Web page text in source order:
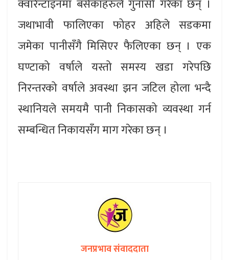
क्वारेन्टाइनमा बसेकाहरुले गुनासो गरेका छन् ।
जथाभावी फालिएका फोहर अहिले सडकमा
जमेका पानीसँगै मिसिएर फैलिएका छन् । एक
घण्टाको वर्षाले यस्तो समस्य खडा गरेपछि
निरन्तरको वर्षाले अवस्था झन जटिल होला भन्दै
स्थानियले समयमै पानी निकासको व्यवस्था गर्न
सम्बन्धित निकायसँग माग गरेका छन् ।
जनप्रभाव संवाददाता